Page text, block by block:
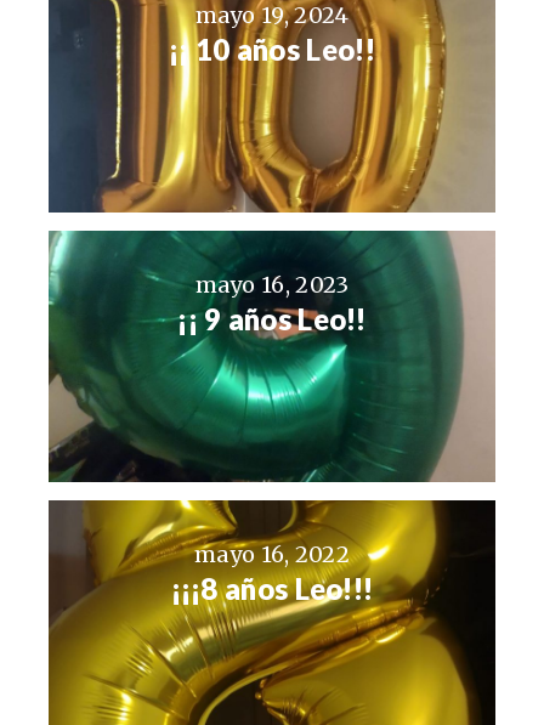
mayo 19, 2024
¡¡ 10 años Leo!!
mayo 16, 2023
¡¡ 9 años Leo!!
mayo 16, 2022
¡¡¡8 años Leo!!!